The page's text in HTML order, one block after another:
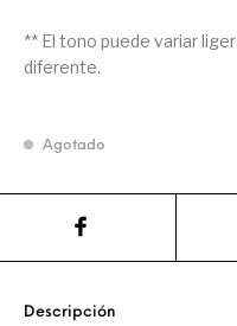
** El tono puede variar
diferente.
Agotado
Descripción